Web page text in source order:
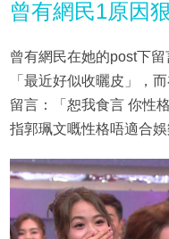
曾有網民1原因
曾有網民在她的post下
「最近好似收曬皮」，
留言：「恕我食言 你性
指郭珮文嘅性格唔適合娛